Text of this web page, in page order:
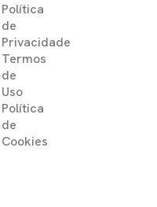
Política
de
Privacidade
Termos
de
Uso
Política
de
Cookies